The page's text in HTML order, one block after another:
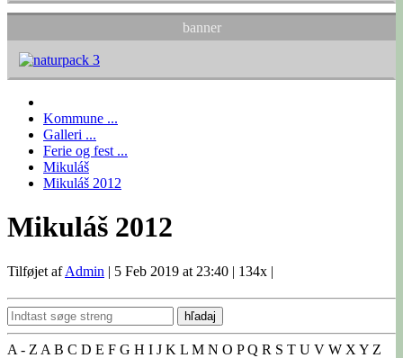
banner
Kommune ...
Galleri ...
Ferie og fest ...
Mikuláš
Mikuláš 2012
Mikuláš 2012
Tilføjet afAdmin | 5 Feb 2019 at 23:40 | 134x |
hľadaj
A - Z A B C D E F G H I J K L M N O PQ R S T U V W X Y Z